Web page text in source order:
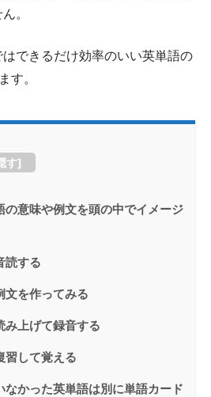
。
できるだけ効率のいい英単語の
す。
す]
の意味や例文を頭の中でイメージ
読する
文を作ってみる
み上げて録音する
習して覚える
なかった英単語は別に単語カード